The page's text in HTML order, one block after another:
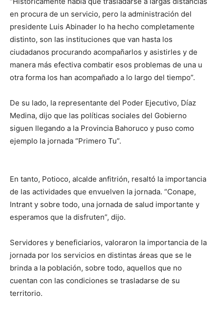
en procura de un servicio, pero la administración del
presidente Luis Abinader lo ha hecho completamente
distinto, son las instituciones que van hasta los
ciudadanos procurando acompañarlos y asistirles y de
manera más efectiva combatir esos problemas de una u
otra forma los han acompañado a lo largo del tiempo”.
De su lado, la representante del Poder Ejecutivo, Díaz
Medina, dijo que las políticas sociales del Gobierno
siguen llegando a la Provincia Bahoruco y puso como
ejemplo la jornada “Primero Tu”.
En tanto, Potioco, alcalde anfitrión, resaltó la importancia
de las actividades que envuelven la jornada. “Conape,
Intrant y sobre todo, una jornada de salud importante y
esperamos que la disfruten”, dijo.
Servidores y beneficiarios, valoraron la importancia de la
jornada por los servicios en distintas áreas que se le
brinda a la población, sobre todo, aquellos que no
cuentan con las condiciones se trasladarse de su
territorio.